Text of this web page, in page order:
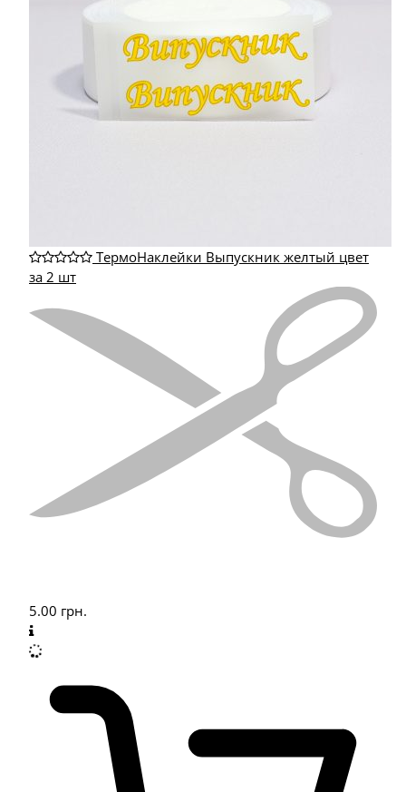
ТермоНаклейки Выпускник желтый цвет
за 2 шт
5.00 грн.